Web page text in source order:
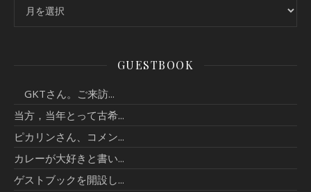
GUESTBOOK
GKTさん。ご来訪...
当方，当年とって古希...
ピカリンさん、コメン...
カレーが大好きと書い...
ゲストブックを開設し...